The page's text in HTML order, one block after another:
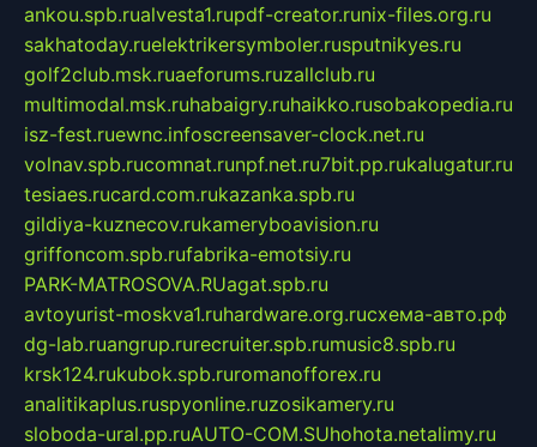
ankou.spb.rualvesta1.rupdf-creator.runix-files.org.ru
sakhatoday.ruelektrikersymboler.rusputnikyes.ru
golf2club.msk.ruaeforums.ruzallclub.ru
multimodal.msk.ruhabaigry.ruhaikko.rusobakopedia.ru
isz-fest.ruewnc.infoscreensaver-clock.net.ru
volnav.spb.rucomnat.runpf.net.ru7bit.pp.rukalugatur.ru
tesiaes.rucard.com.rukazanka.spb.ru
gildiya-kuznecov.rukameryboavision.ru
griffoncom.spb.rufabrika-emotsiy.ru
PARK-MATROSOVA.RUagat.spb.ru
avtoyurist-moskva1.ruhardware.org.ruсхема-авто.рф
dg-lab.ruangrup.rurecruiter.spb.rumusic8.spb.ru
krsk124.rukubok.spb.ruromanofforex.ru
analitikaplus.ruspyonline.ruzosikamery.ru
sloboda-ural.pp.ruAUTO-COM.SUhohota.netalimy.ru